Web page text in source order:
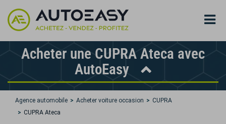
Acheter une CUPRA Ateca avec
AutoEasy
Agence automobile Acheter voiture occasion
CUPRA
CUPRA Ateca